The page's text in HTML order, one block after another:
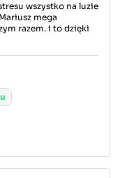
wszystko na luzie
mega
razem. i to dzięki